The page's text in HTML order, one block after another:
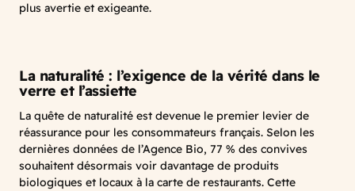
plus avertie et exigeante.
La naturalité : l’exigence de la vérité dans le
verre et l’assiette
La quête de naturalité est devenue le premier levier de
réassurance pour les consommateurs français. Selon les
dernières données de l’Agence Bio, 77 % des convives
souhaitent désormais voir davantage de produits
biologiques et locaux à la carte de restaurants. Cette